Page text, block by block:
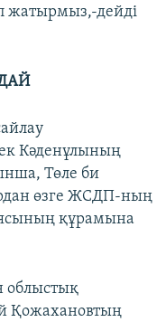
жатырмыз,-дейді
Кәденұлының
Төле би
өзге ЖСДП-ның
құрамына
облыстық
Қожахановтың